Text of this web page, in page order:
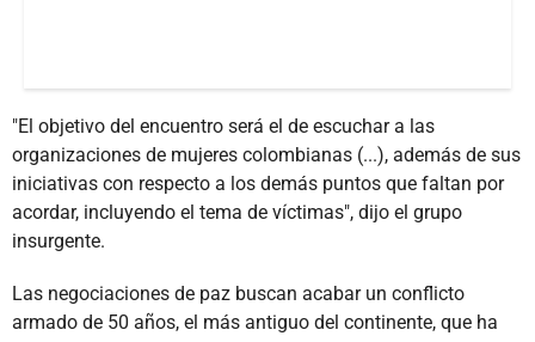
"El objetivo del encuentro será el de escuchar a las
organizaciones de mujeres colombianas (...), además de sus
iniciativas con respecto a los demás puntos que faltan por
acordar, incluyendo el tema de víctimas", dijo el grupo
insurgente.
Las negociaciones de paz buscan acabar un conflicto
armado de 50 años, el más antiguo del continente, que ha